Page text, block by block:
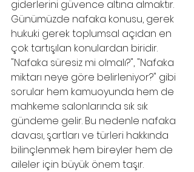
giderlerini güvence altına almaktır.
Günümüzde nafaka konusu, gerek
hukuki gerek toplumsal açıdan en
çok tartışılan konulardan biridir.
"Nafaka süresiz mi olmalı?", "Nafaka
miktarı neye göre belirleniyor?" gibi
sorular hem kamuoyunda hem de
mahkeme salonlarında sık sık
gündeme gelir. Bu nedenle nafaka
davası, şartları ve türleri hakkında
bilinçlenmek hem bireyler hem de
aileler için büyük önem taşır.